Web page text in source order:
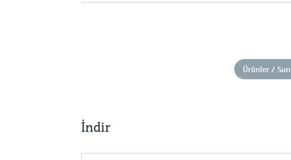
Ürünler /
İndir